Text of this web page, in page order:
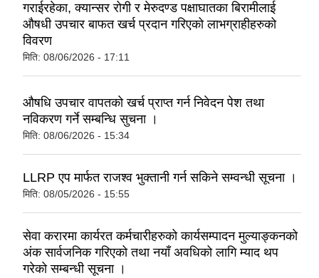
गराईरहेका, क्यान्सर रोगी र मेरुदण्ड पक्षाघातका बिरामीलाई
औषधी उपचार बाफत खर्च प्रदान गरिएको लाभग्राहीहरुको
विवरण
मिति: 08/06/2026 - 17:11
‍‍‍औषधि उपचार वापतको खर्च प्राप्त गर्न निवेदन पेश तथा
नविकरण गर्ने सम्बन्धि सुचना ।
मिति: 08/06/2026 - 15:34
LLRP एप मार्फत राजश्व भुक्तानी गर्न सकिने सम्वन्धी सूचना ।
मिति: 08/05/2026 - 15:55
सेवा करारमा कार्यरत कर्मचारीहरुको कार्यसम्पादन मुल्याङ्कनको
अंक सार्वजनिक गरिएको तथा नयाँ अवधिको लागि म्याद थप
गरेको सम्बन्धी सूचना ।